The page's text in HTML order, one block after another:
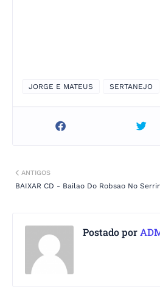
JORGE E MATEUS SERTANEJO
ANTIGOS
BAIXAR CD - Bailao Do Robsao No
Postado por